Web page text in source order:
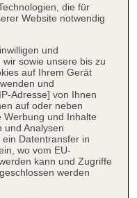
englisch, spanisch
die für
Website notwendig
und
wir sowie unsere bis zu
auf Ihrem Gerät
und
Adresse] von Ihnen
auf oder neben
Werbung und Inhalte
und Analysen
Datentransfer in
wo vom EU-
kann und Zugriffe
werden